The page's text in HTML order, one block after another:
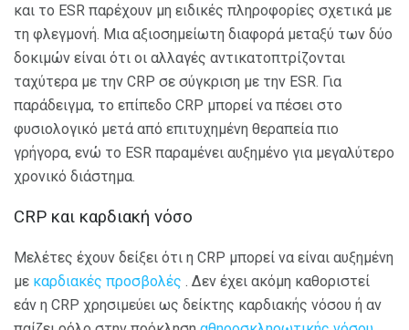
και το ESR παρέχουν μη ειδικές πληροφορίες σχετικά με
τη φλεγμονή. Μια αξιοσημείωτη διαφορά μεταξύ των δύο
δοκιμών είναι ότι οι αλλαγές αντικατοπτρίζονται
ταχύτερα με την CRP σε σύγκριση με την ESR. Για
παράδειγμα, το επίπεδο CRP μπορεί να πέσει στο
φυσιολογικό μετά από επιτυχημένη θεραπεία πιο
γρήγορα, ενώ το ESR παραμένει αυξημένο για μεγαλύτερο
χρονικό διάστημα.
CRP και καρδιακή νόσο
Μελέτες έχουν δείξει ότι η CRP μπορεί να είναι αυξημένη
με καρδιακές προσβολές . Δεν έχει ακόμη καθοριστεί
εάν η CRP χρησιμεύει ως δείκτης καρδιακής νόσου ή αν